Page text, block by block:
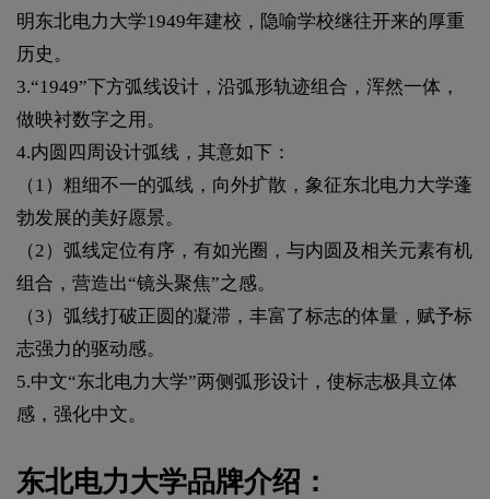
明东北电力大学1949年建校，隐喻学校继往开来的厚重
历史。
3.“1949”下方弧线设计，沿弧形轨迹组合，浑然一体，
做映衬数字之用。
4.内圆四周设计弧线，其意如下：
（1）粗细不一的弧线，向外扩散，象征东北电力大学蓬
勃发展的美好愿景。
（2）弧线定位有序，有如光圈，与内圆及相关元素有机
组合，营造出“镜头聚焦”之感。
（3）弧线打破正圆的凝滞，丰富了标志的体量，赋予标
志强力的驱动感。
5.中文“东北电力大学”两侧弧形设计，使标志极具立体
感，强化中文。
东北电力大学品牌介绍：